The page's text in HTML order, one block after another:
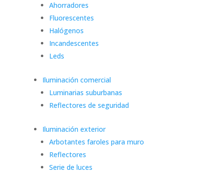
Ahorradores
Fluorescentes
Halógenos
Incandescentes
Leds
Iluminación comercial
Luminarias suburbanas
Reflectores de seguridad
Iluminación exterior
Arbotantes faroles para muro
Reflectores
Serie de luces